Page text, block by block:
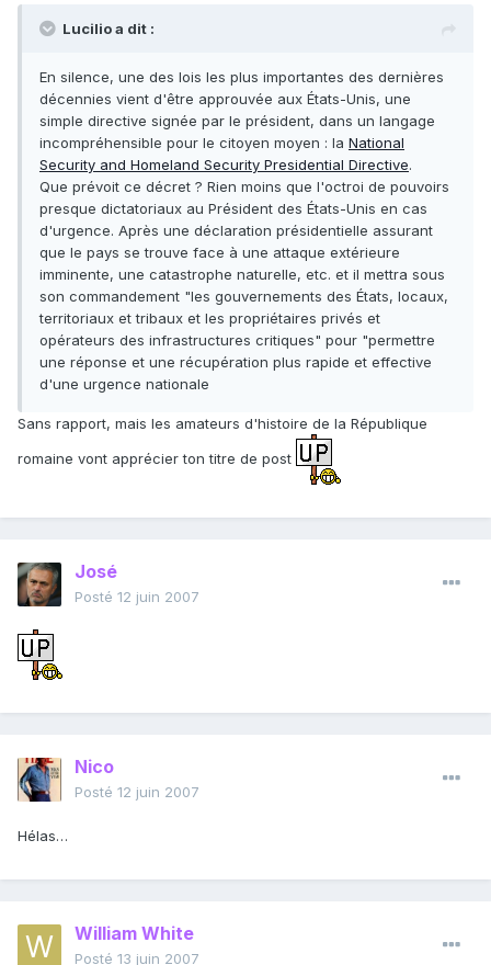
Lucilio a dit :
En silence, une des lois les plus importantes des dernières
décennies vient d'être approuvée aux États-Unis, une
simple directive signée par le président, dans un langage
incompréhensible pour le citoyen moyen : la National
Security and Homeland Security Presidential Directive.
Que prévoit ce décret ? Rien moins que l'octroi de pouvoirs
presque dictatoriaux au Président des États-Unis en cas
d'urgence. Après une déclaration présidentielle assurant
que le pays se trouve face à une attaque extérieure
imminente, une catastrophe naturelle, etc. et il mettra sous
son commandement "les gouvernements des États, locaux,
territoriaux et tribaux et les propriétaires privés et
opérateurs des infrastructures critiques" pour "permettre
une réponse et une récupération plus rapide et effective
d'une urgence nationale
Sans rapport, mais les amateurs d'histoire de la République
romaine vont apprécier ton titre de post
José
Posté 12 juin 2007
Nico
Posté 12 juin 2007
Hélas…
William White
Posté 13 juin 2007